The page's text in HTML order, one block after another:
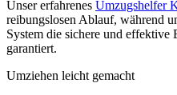
Unser erfahrenes Umzugshelfer
reibungslosen Ablauf, während
System die sichere und
garantiert.
Umziehen leicht gemacht